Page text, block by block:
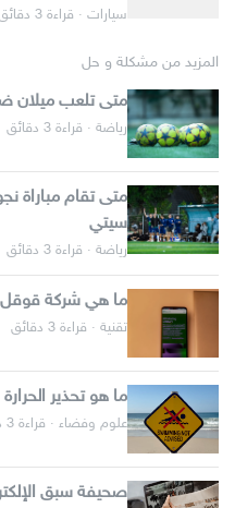
سيارات · قراءة 3 دقائق
المزيد من مشكلة و حل
متى تلعب ميلان
رياضة · قراءة 3 دقائق
متى تقام مباراة
سيتي
رياضة · قراءة 3 دقائق
ما هي شركة قوقل
تقنية · قراءة 3 دقائق
ما هو تحذير الحرارة
علوم وفضاء · قراءة 3 دقائق
صحيفة سبق